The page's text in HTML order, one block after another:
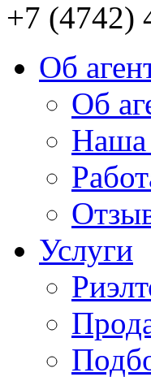
+7 (4742)
Об
Об
Наша
Услуги